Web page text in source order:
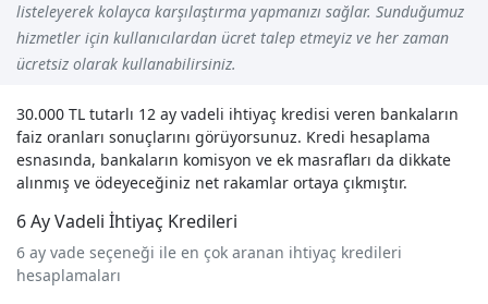
listeleyerek kolayca karşılaştırma yapmanızı sağlar. Sunduğumuz
hizmetler için kullanıcılardan ücret talep etmeyiz ve her zaman
ücretsiz olarak kullanabilirsiniz.
30.000 TL tutarlı 12 ay vadeli ihtiyaç kredisi veren bankaların
faiz oranları sonuçlarını görüyorsunuz. Kredi hesaplama
esnasında, bankaların komisyon ve ek masrafları da dikkate
alınmış ve ödeyeceğiniz net rakamlar ortaya çıkmıştır.
6 Ay Vadeli İhtiyaç Kredileri
6 ay vade seçeneği ile en çok aranan ihtiyaç kredileri
hesaplamaları